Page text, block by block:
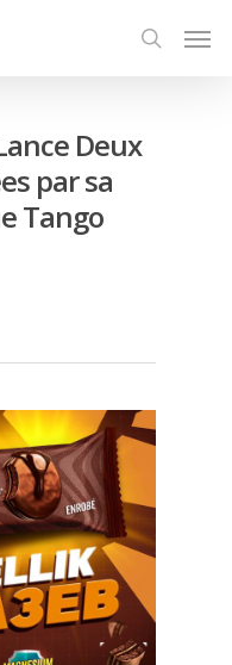
Deux
par sa
Tango